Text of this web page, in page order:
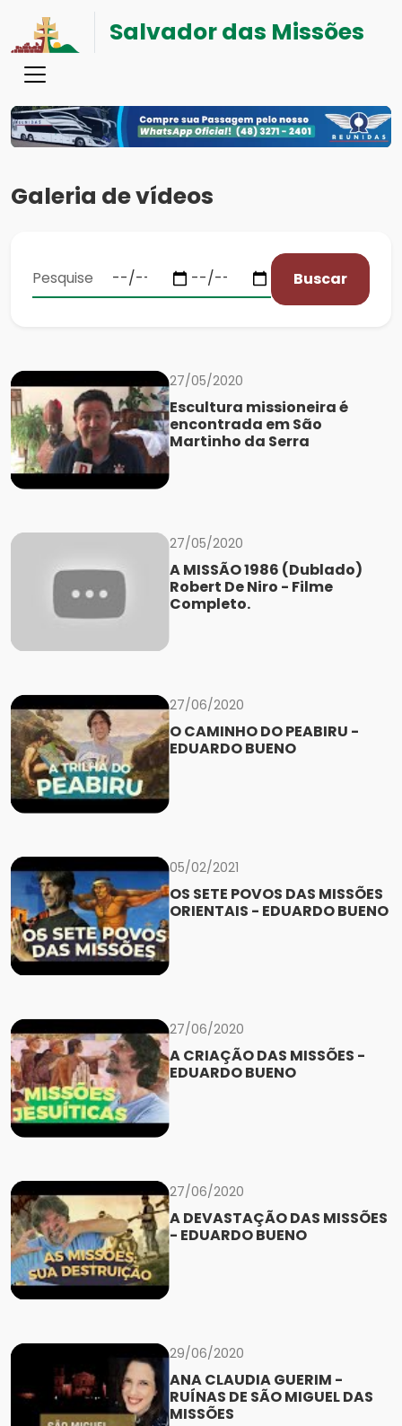
Salvador das Missões
Galeria de vídeos
Buscar
27/05/2020
Escultura missioneira é
encontrada em São
Martinho da Serra
27/05/2020
A MISSÃO 1986 (Dublado)
Robert De Niro - Filme
Completo.
27/06/2020
O CAMINHO DO PEABIRU -
EDUARDO BUENO
05/02/2021
OS SETE POVOS DAS MISSÕES
ORIENTAIS - EDUARDO BUENO
27/06/2020
A CRIAÇÃO DAS MISSÕES -
EDUARDO BUENO
27/06/2020
A DEVASTAÇÃO DAS MISSÕES
- EDUARDO BUENO
29/06/2020
ANA CLAUDIA GUERIM -
RUÍNAS DE SÃO MIGUEL DAS
MISSÕES